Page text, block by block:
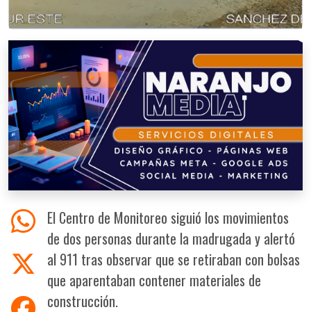
El Centro de Monitoreo siguió los movimientos
de dos personas durante la madrugada y alertó
al 911 tras observar que se retiraban con bolsas
que aparentaban contener materiales de
construcción.